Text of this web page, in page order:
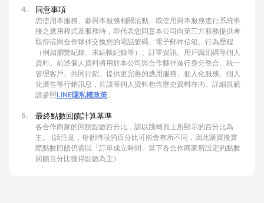
4. 同意事項
您使用本服務、參與本服務相關活動、或使用與本服務進行系統串
接之應用程式及服務時，即代表您同意本公司向第三方服務提供者
取得或與合作夥伴交換您的電話號碼、電子郵件信箱、行為歷程
（例如瀏覽紀錄、未結帳紀錄等）、訂單資訊、用戶識別碼等個人
資料。前述個人資料將用於本公司與合作夥伴進行身分整合、統一
管理客戶、共同行銷、提供更完善的應用服務、個人化服務、個人
化廣告等行銷訊息，且該等個人資料包含歷史資料在內。詳細規範
請參照LINE隱私權政策。
5. 最終點數回饋計算基準
各合作商家的回饋點數百分比，請以跳轉頁上所顯示的百分比為
主。 (請注意，每個時段的百分比可能會有所不同，因此購買後實
際點數回饋仍需以「訂單成立時間」當下各合作商家所設定的點數
回饋百分比獲得點數為主）